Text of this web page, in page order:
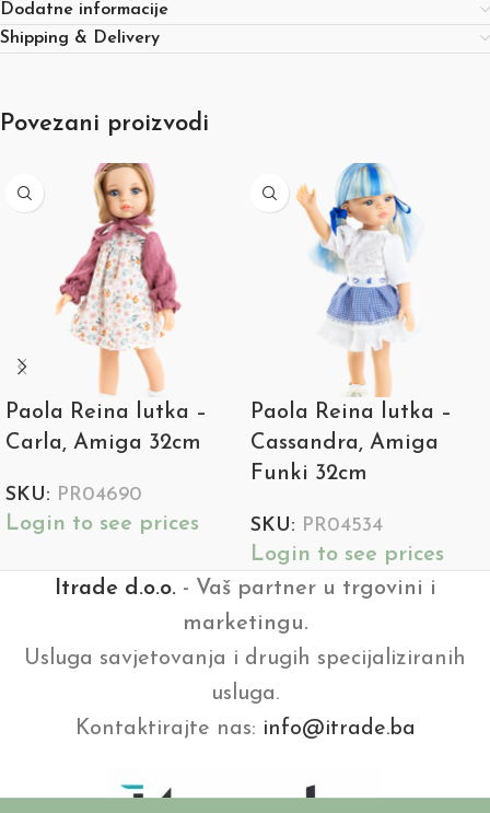
Dodatne informacije
Shipping & Delivery
Povezani proizvodi
Paola Reina lutka –
Carla, Amiga 32cm
SKU: PR04690
Login to see prices
Paola Reina lutka –
Cassandra, Amiga
Funki 32cm
SKU: PR04534
Login to see prices
Itrade d.o.o.- Vaš partner u trgovini i
marketingu.
Usluga savjetovanja i drugih specijaliziranih
usluga.
Kontaktirajte nas: info@itrade.ba